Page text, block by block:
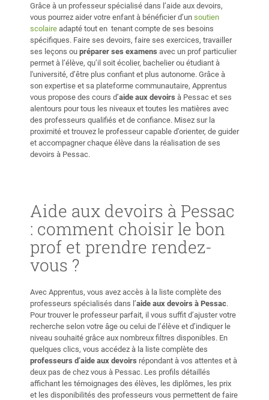
Grâce à un professeur spécialisé dans l’aide aux devoirs,
vous pourrez aider votre enfant à bénéficier d’un soutien
scolaire adapté tout en tenant compte de ses besoins
spécifiques. Faire ses devoirs, faire ses exercices, travailler
ses leçons ou préparer ses examens avec un prof particulier
permet à l’élève, qu’il soit écolier, bachelier ou étudiant à
l'université, d’être plus confiant et plus autonome. Grâce à
son expertise et sa plateforme communautaire, Apprentus
vous propose des cours d’aide aux devoirs à Pessac et ses
alentours pour tous les niveaux et toutes les matières avec
des professeurs qualifiés et de confiance. Misez sur la
proximité et trouvez le professeur capable d’orienter, de guider
et accompagner chaque élève dans la réalisation de ses
devoirs à Pessac.
Aide aux devoirs à Pessac
: comment choisir le bon
prof et prendre rendez-
vous ?
Avec Apprentus, vous avez accès à la liste complète des
professeurs spécialisés dans l’aide aux devoirs à Pessac.
Pour trouver le professeur parfait, il vous suffit d’ajuster votre
recherche selon votre âge ou celui de l’élève et d’indiquer le
niveau souhaité grâce aux nombreux filtres disponibles. En
quelques clics, vous accédez à la liste complète des
professeurs d’aide aux devoirs répondant à vos attentes et à
deux pas de chez vous à Pessac. Les profils détaillés
affichant les témoignages des élèves, les diplômes, les prix
et les disponibilités des professeurs vous permettent de faire